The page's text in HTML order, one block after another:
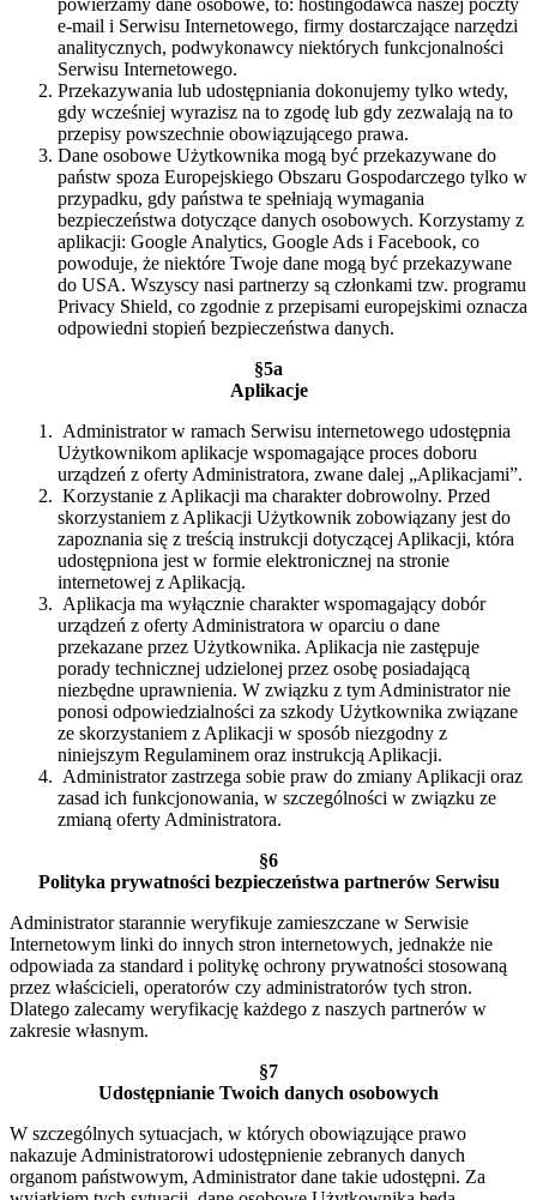
powierzamy dane osobowe, to: hostingodawca naszej poczty
e-mail i Serwisu Internetowego, firmy dostarczające narzędzi
analitycznych, podwykonawcy niektórych funkcjonalności
Serwisu Internetowego.
Przekazywania lub udostępniania dokonujemy tylko wtedy,
gdy wcześniej wyrazisz na to zgodę lub gdy zezwalają na to
przepisy powszechnie obowiązującego prawa.
Dane osobowe Użytkownika mogą być przekazywane do
państw spoza Europejskiego Obszaru Gospodarczego tylko w
przypadku, gdy państwa te spełniają wymagania
bezpieczeństwa dotyczące danych osobowych. Korzystamy z
aplikacji: Google Analytics, Google Ads i Facebook, co
powoduje, że niektóre Twoje dane mogą być przekazywane
do USA. Wszyscy nasi partnerzy są członkami tzw. programu
Privacy Shield, co zgodnie z przepisami europejskimi oznacza
odpowiedni stopień bezpieczeństwa danych.
§5a
Aplikacje
Administrator w ramach Serwisu internetowego udostępnia
Użytkownikom aplikacje wspomagające proces doboru
urządzeń z oferty Administratora, zwane dalej „Aplikacjami”.
Korzystanie z Aplikacji ma charakter dobrowolny. Przed
skorzystaniem z Aplikacji Użytkownik zobowiązany jest do
zapoznania się z treścią instrukcji dotyczącej Aplikacji, która
udostępniona jest w formie elektronicznej na stronie
internetowej z Aplikacją.
Aplikacja ma wyłącznie charakter wspomagający dobór
urządzeń z oferty Administratora w oparciu o dane
przekazane przez Użytkownika. Aplikacja nie zastępuje
porady technicznej udzielonej przez osobę posiadającą
niezbędne uprawnienia. W związku z tym Administrator nie
ponosi odpowiedzialności za szkody Użytkownika związane
ze skorzystaniem z Aplikacji w sposób niezgodny z
niniejszym Regulaminem oraz instrukcją Aplikacji.
Administrator zastrzega sobie praw do zmiany Aplikacji oraz
zasad ich funkcjonowania, w szczególności w związku ze
zmianą oferty Administratora.
§6
Polityka prywatności bezpieczeństwa partnerów Serwisu
Administrator starannie weryfikuje zamieszczane w Serwisie
Internetowym linki do innych stron internetowych, jednakże nie
odpowiada za standard i politykę ochrony prywatności stosowaną
przez właścicieli, operatorów czy administratorów tych stron.
Dlatego zalecamy weryfikację każdego z naszych partnerów w
zakresie własnym.
§7
Udostępnianie Twoich danych osobowych
W szczególnych sytuacjach, w których obowiązujące prawo
nakazuje Administratorowi udostępnienie zebranych danych
organom państwowym, Administrator dane takie udostępni. Za